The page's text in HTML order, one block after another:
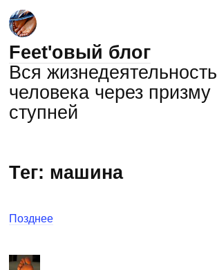
Feet'овый блог
Вся жизнедеятельность
человека через призму
ступней
Тег: машина
Позднее